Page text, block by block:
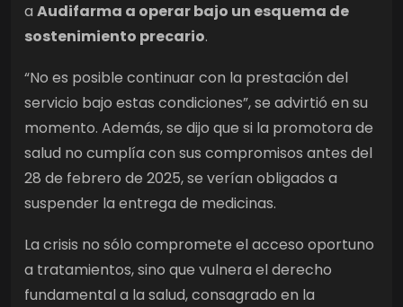
a Audifarma a operar bajo un esquema de
sostenimiento precario.
“No es posible continuar con la prestación del
servicio bajo estas condiciones”, se advirtió en su
momento. Además, se dijo que si la promotora de
salud no cumplía con sus compromisos antes del
28 de febrero de 2025, se verían obligados a
suspender la entrega de medicinas.
La crisis no sólo compromete el acceso oportuno
a tratamientos, sino que vulnera el derecho
fundamental a la salud, consagrado en la